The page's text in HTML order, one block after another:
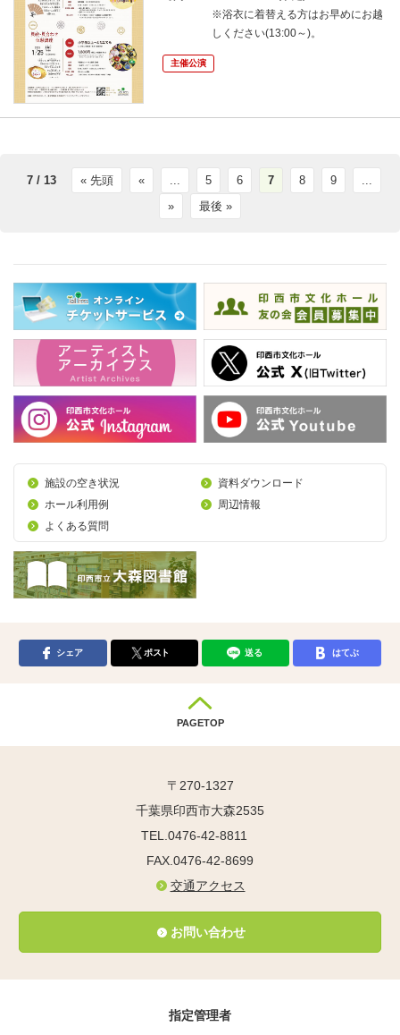
※浴衣に着替える方はお早めにお越
しください(13:00～)。
主催公演
7 / 13 « 先頭 « 5 6 7 8 9
»
最後 »
施設の空き状況
資料ダウンロード
ホール利用例
周辺情報
よくある質問
シェア ポスト 送る はてぶ
PAGETOP
〒270-1327
千葉県印西市大森2535
TEL.0476-42-8811
FAX.0476-42-8699
交通アクセス
お問い合わせ
指定管理者